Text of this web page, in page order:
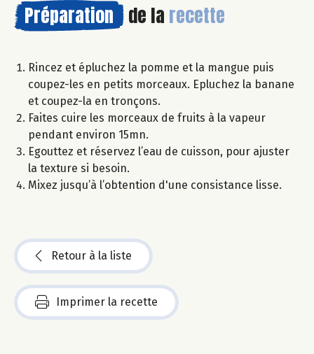
Préparation de la recette
Rincez et épluchez la pomme et la mangue puis
coupez-les en petits morceaux. Epluchez la banane
et coupez-la en tronçons.
Faites cuire les morceaux de fruits à la vapeur
pendant environ 15mn.
Egouttez et réservez l’eau de cuisson, pour ajuster
la texture si besoin.
Mixez jusqu’à l’obtention d'une consistance lisse.
Retour à la liste
Imprimer la recette